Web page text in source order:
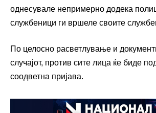
однесувале непримерно додека
службеници ги вршеле своите
По целосно расветлување и
случајот, против сите лица ќе биде
соодветна пријава.